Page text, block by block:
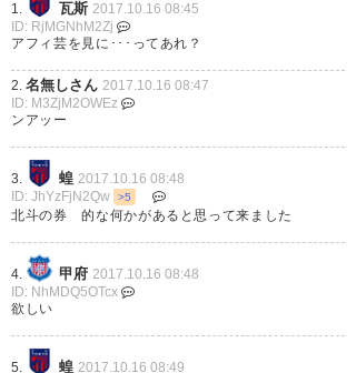
1. 瓦斯 2017.10.16 08:45
ID: RjMGNhM2Zj
アフィ芸を見に･･･ってあれ？
2. 名無しさん 2017.10.16 08:47
ID: M3ZjM2OWEz
ンアッー
3. 蝗 2017.10.16 08:48
ID: JhYzFjN2Qw
>5
北斗の券 的な何かがあると思って来ました
4. 甲府 2017.10.16 08:48
ID: NhMDQ5OTcx
欲しい
5. 蝗 2017.10.16 08:49